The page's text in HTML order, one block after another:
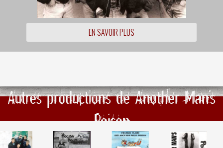
EN SAVOIR PLUS
Autres productions de Another Man's
Poison